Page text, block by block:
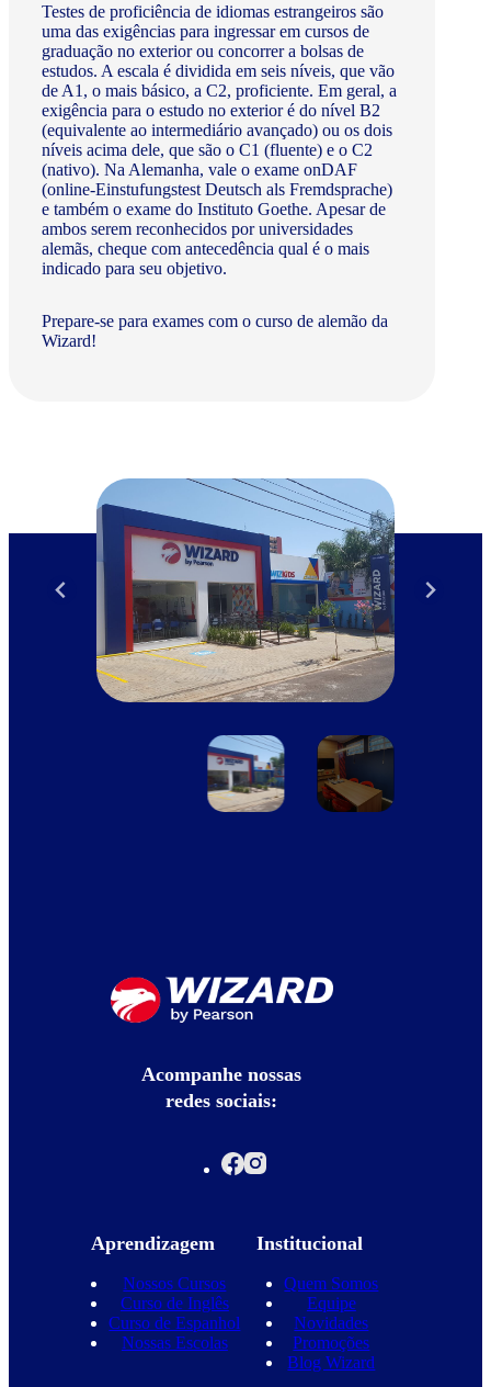
Testes de proficiência de idiomas estrangeiros são
uma das exigências para ingressar em cursos de
graduação no exterior ou concorrer a bolsas de
estudos. A escala é dividida em seis níveis, que vão
de A1, o mais básico, a C2, proficiente. Em geral, a
exigência para o estudo no exterior é do nível B2
(equivalente ao intermediário avançado) ou os dois
níveis acima dele, que são o C1 (fluente) e o C2
(nativo). Na Alemanha, vale o exame onDAF
(online-Einstufungstest Deutsch als Fremdsprache)
e também o exame do Instituto Goethe. Apesar de
ambos serem reconhecidos por universidades
alemãs, cheque com antecedência qual é o mais
indicado para seu objetivo.
Prepare-se para exames com o curso de alemão da
Wizard!
Acompanhe nossas
redes sociais:
Aprendizagem
Nossos Cursos
Curso de Inglês
Curso de Espanhol
Nossas Escolas
Institucional
Quem Somos
Equipe
Novidades
Promoções
Blog Wizard